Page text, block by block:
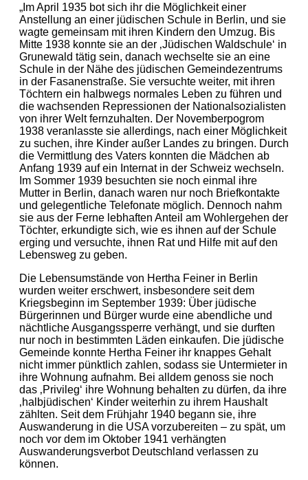
„Im April 1935 bot sich ihr die Möglichkeit einer
Anstellung an einer jüdischen Schule in Berlin, und sie
wagte gemeinsam mit ihren Kindern den Umzug. Bis
Mitte 1938 konnte sie an der ‚Jüdischen Waldschule‘ in
Grunewald tätig sein, danach wechselte sie an eine
Schule in der Nähe des jüdischen Gemeindezentrums
in der Fasanenstraße. Sie versuchte weiter, mit ihren
Töchtern ein halbwegs normales Leben zu führen und
die wachsenden Repressionen der Nationalsozialisten
von ihrer Welt fernzuhalten. Der Novemberpogrom
1938 veranlasste sie allerdings, nach einer Möglichkeit
zu suchen, ihre Kinder außer Landes zu bringen. Durch
die Vermittlung des Vaters konnten die Mädchen ab
Anfang 1939 auf ein Internat in der Schweiz wechseln.
Im Sommer 1939 besuchten sie noch einmal ihre
Mutter in Berlin, danach waren nur noch Briefkontakte
und gelegentliche Telefonate möglich. Dennoch nahm
sie aus der Ferne lebhaften Anteil am Wohlergehen der
Töchter, erkundigte sich, wie es ihnen auf der Schule
erging und versuchte, ihnen Rat und Hilfe mit auf den
Lebensweg zu geben.
Die Lebensumstände von Hertha Feiner in Berlin
wurden weiter erschwert, insbesondere seit dem
Kriegsbeginn im September 1939: Über jüdische
Bürgerinnen und Bürger wurde eine abendliche und
nächtliche Ausgangssperre verhängt, und sie durften
nur noch in bestimmten Läden einkaufen. Die jüdische
Gemeinde konnte Hertha Feiner ihr knappes Gehalt
nicht immer pünktlich zahlen, sodass sie Untermieter in
ihre Wohnung aufnahm. Bei alldem genoss sie noch
das ‚Privileg‘ ihre Wohnung behalten zu dürfen, da ihre
‚halbjüdischen‘ Kinder weiterhin zu ihrem Haushalt
zählten. Seit dem Frühjahr 1940 begann sie, ihre
Auswanderung in die USA vorzubereiten – zu spät, um
noch vor dem im Oktober 1941 verhängten
Auswanderungsverbot Deutschland verlassen zu
können.